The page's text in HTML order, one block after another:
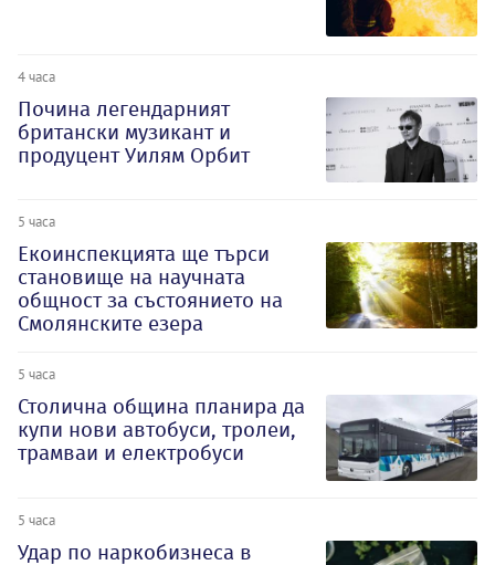
4 часа
Почина легендарният
британски музикант и
продуцент Уилям Орбит
5 часа
Екоинспекцията ще търси
становище на научната
общност за състоянието на
Смолянските езера
5 часа
Столична община планира да
купи нови автобуси, тролеи,
трамваи и електробуси
5 часа
Удар по наркобизнеса в